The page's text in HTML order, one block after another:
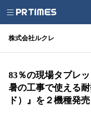
株式会社ルクレ
83％の現場タブレ
暑の工事で使える
ド）』を２機種発売